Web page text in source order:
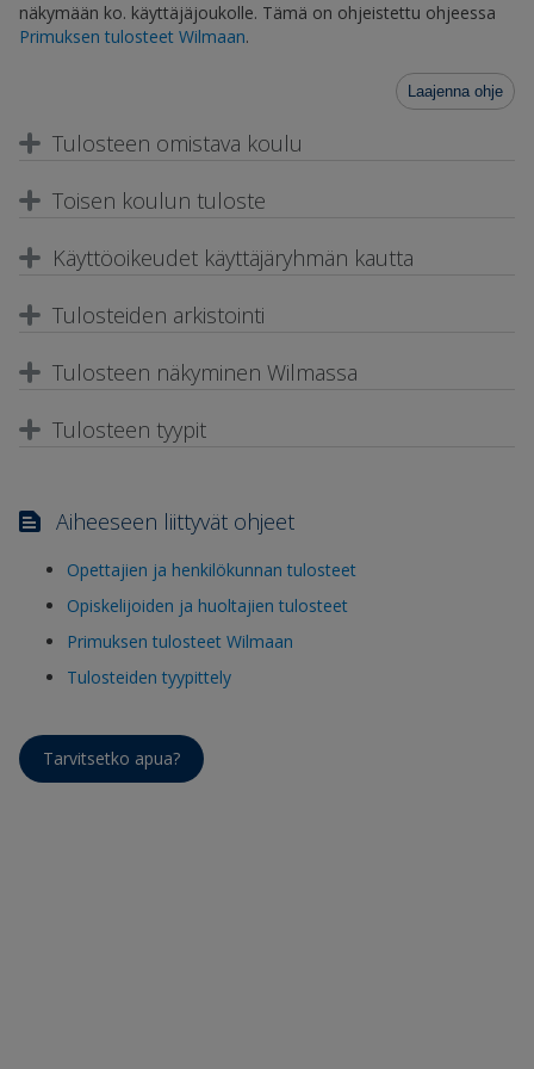
näkymään ko. käyttäjäjoukolle. Tämä on ohjeistettu ohjeessa
Primuksen tulosteet Wilmaan.
Laajenna ohje
Tulosteen omistava koulu
Toisen koulun tuloste
Käyttöoikeudet käyttäjäryhmän kautta
Tulosteiden arkistointi
Tulosteen näkyminen Wilmassa
Tulosteen tyypit
Aiheeseen liittyvät ohjeet
Opettajien ja henkilökunnan tulosteet
Opiskelijoiden ja huoltajien tulosteet
Primuksen tulosteet Wilmaan
Tulosteiden tyypittely
Tarvitsetko apua?